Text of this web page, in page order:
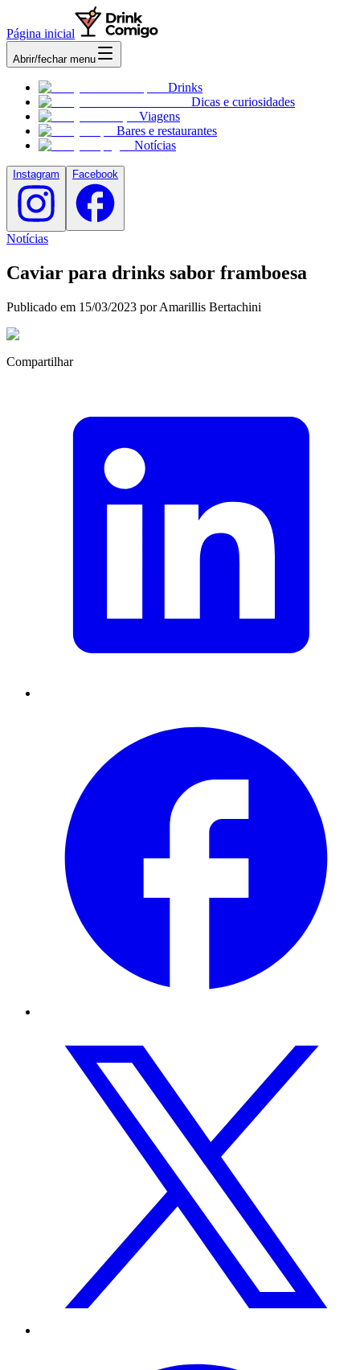
Página inicial
Abrir/fechar menu
Drinks
Dicas e curiosidades
Viagens
Bares e restaurantes
Notícias
Instagram Facebook
Notícias
Caviar para drinks sabor framboesa
Publicado em 15/03/2023 por Amarillis Bertachini
Compartilhar